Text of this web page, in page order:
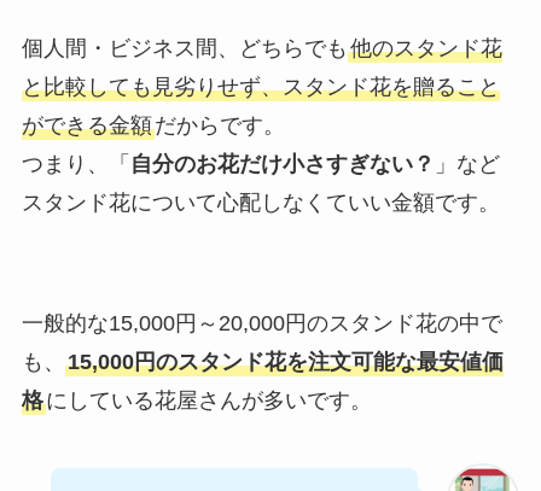
個人間・ビジネス間、どちらでも 他のスタンド花
と比較しても見劣りせず、スタンド花を贈ること
ができる金額だからです。
つまり、「 自分のお花だけ小さすぎない？ 」など
スタンド花について心配しなくていい金額です。
一般的な15,000円～20,000円のスタンド花の中で
も、 15,000円のスタンド花を注文可能な最安値価
格にしている花屋さんが多いです。